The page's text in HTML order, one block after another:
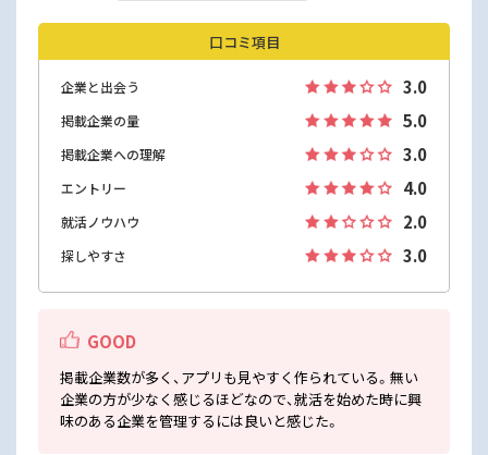
口コミ項目
企業と出会う 3.0
掲載企業の量 5.0
掲載企業への理解 3.0
エントリー 4.0
就活ノウハウ 2.0
探しやすさ 3.0
GOOD
掲載企業数が多く、アプリも見やすく作られている。無い
企業の方が少なく感じるほどなので、就活を始めた時に興
味のある企業を管理するには良いと感じた。